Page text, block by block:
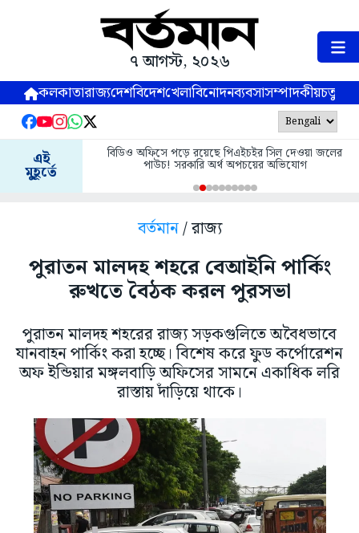
৭ আগস্ট, ২০২৬
কলকাতারাজ্যদেশবিদেশখেলাবিনোদনব্যবসাসম্পাদকীয়
এই
মুহূর্তে
বিডিও অফিসে পড়ে রয়েছে পিএইচইর সিল দেওয়া জলের
পাউচ! সরকারি অর্থ অপচয়ের অভিযোগ
বর্তমান/ রাজ্য
পুরাতন মালদহ শহরে বেআইনি পার্কিং
রুখতে বৈঠক করল পুরসভা
পুরাতন মালদহ শহরের রাজ্য সড়কগুলিতে অবৈধভাবে
যানবাহন পার্কিং করা হচ্ছে। বিশেষ করে ফুড কর্পোরেশন
অফ ইন্ডিয়ার মঙ্গলবাড়ি অফিসের সামনে একাধিক লরি
রাস্তায় দাঁড়িয়ে থাকে।